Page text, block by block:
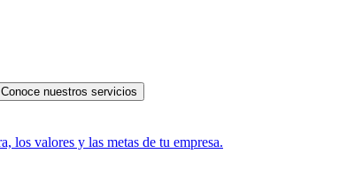
nuestros servicios
los valores y las metas de tu empresa.